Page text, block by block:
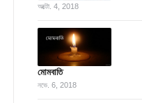
অক্টো. 4, 2018
মোমবাতি
নভে. 6, 2018